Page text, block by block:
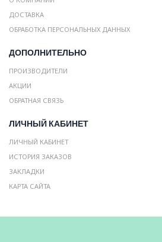
ДОСТАВКА
ОБРАБОТКА ПЕРСОНАЛЬНЫХ ДАННЫХ
ДОПОЛНИТЕЛЬНО
ПРОИЗВОДИТЕЛИ
АКЦИИ
ОБРАТНАЯ СВЯЗЬ
ЛИЧНЫЙ КАБИНЕТ
ЛИЧНЫЙ КАБИНЕТ
ИСТОРИЯ ЗАКАЗОВ
ЗАКЛАДКИ
КАРТА САЙТА